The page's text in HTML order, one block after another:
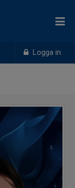
Logga in